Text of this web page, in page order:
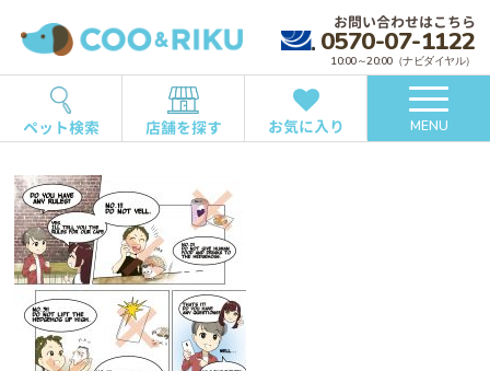
お問い合わせはこちら
0570-07-1122
10:00～20:00（ナビダイヤル）
ペット検索 店舗を探す お気に入り MENU